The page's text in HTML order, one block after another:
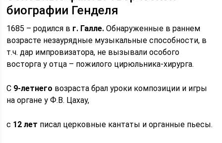
биографии Генделя
1685 – родился в г. Галле. Обнаруженные в раннем
возрасте незаурядные музыкальные способности, в
т.ч. дар импровизатора, не вызывали особого
восторга у отца – пожилого цирюльника-хирурга.
С 9-летнего возраста брал уроки композиции и игры
на органе у Ф.В. Цахау,
с 12 лет писал церковные кантаты и органные пьесы.